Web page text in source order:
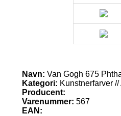
Navn: Van Gogh 675
Kategori: Kunstnerfarver
Producent:
Varenummer: 567
EAN: